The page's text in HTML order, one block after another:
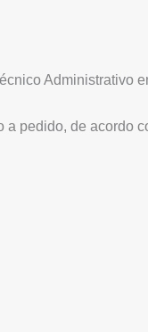
Administrativo
a pedido, de acordo